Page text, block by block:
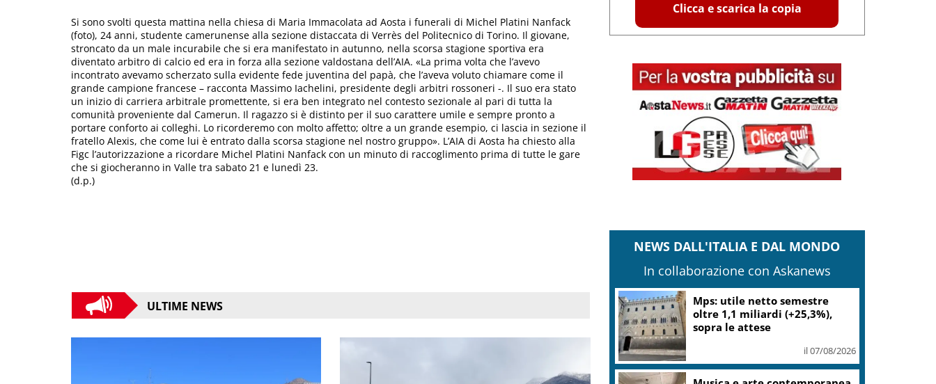
Si sono svolti questa mattina nella chiesa di Maria Immacolata ad Aosta i funerali di Michel Platini Nanfack
(foto), 24 anni, studente camerunense alla sezione distaccata di Verrès del Politecnico di Torino. Il giovane,
stroncato da un male incurabile che si era manifestato in autunno, nella scorsa stagione sportiva era
diventato arbitro di calcio ed era in forza alla sezione valdostana dell’AIA. «La prima volta che l’avevo
incontrato avevamo scherzato sulla evidente fede juventina del papà, che l’aveva voluto chiamare come il
grande campione francese – racconta Massimo Iachelini, presidente degli arbitri rossoneri -. Il suo era stato
un inizio di carriera arbitrale promettente, si era ben integrato nel contesto sezionale al pari di tutta la
comunità proveniente dal Camerun. Il ragazzo si è distinto per il suo carattere umile e sempre pronto a
portare conforto ai colleghi. Lo ricorderemo con molto affetto; oltre a un grande esempio, ci lascia in sezione il
fratello Alexis, che come lui è entrato dalla scorsa stagione nel nostro gruppo». L’AIA di Aosta ha chiesto alla
Figc l’autorizzazione a ricordare Michel Platini Nanfack con un minuto di raccoglimento prima di tutte le gare
che si giocheranno in Valle tra sabato 21 e lunedì 23.
(d.p.)
ULTIME NEWS
Clicca e scarica la copia
NEWS DALL'ITALIA E DAL MONDO
In collaborazione con Askanews
Mps: utile netto semestre
oltre 1,1 miliardi (+25,3%),
sopra le attese
il 07/08/2026